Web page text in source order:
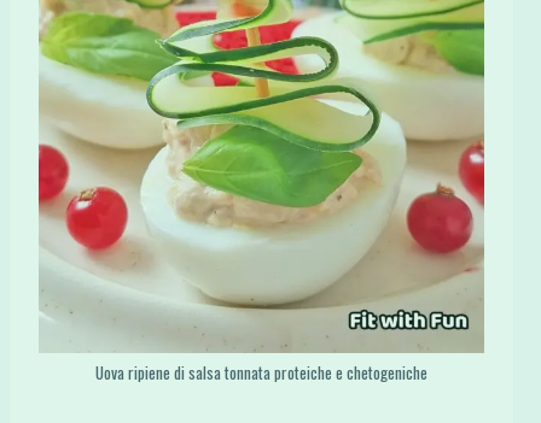
Uova ripiene di salsa tonnata proteiche e chetogeniche